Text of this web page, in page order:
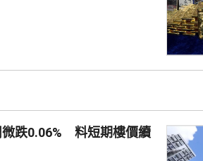
持香港成為主要的黃金交易中
清算系統。人行行長潘功勝在
將繼續提高國...
微跌0.06% 料短期樓價續